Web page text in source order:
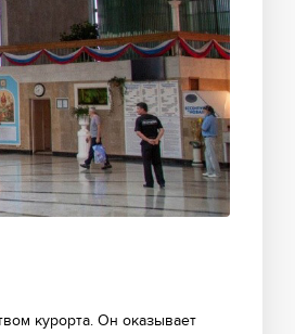
курорта. Он оказывает